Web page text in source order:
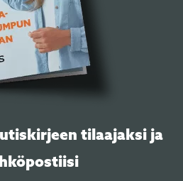
tilaajaksi ja